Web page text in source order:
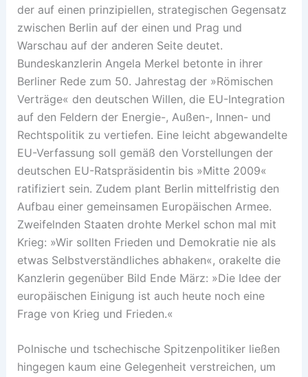
der auf einen prinzipiellen, strategischen Gegensatz
zwischen Berlin auf der einen und Prag und
Warschau auf der anderen Seite deutet.
Bundeskanzlerin Angela Merkel betonte in ihrer
Berliner Rede zum 50. Jahrestag der »Römischen
Verträge« den deutschen Willen, die EU-Integration
auf den Feldern der Energie-, Außen-, Innen- und
Rechtspolitik zu vertiefen. Eine leicht abgewandelte
EU-Verfassung soll gemäß den Vorstellungen der
deutschen EU-Ratspräsidentin bis »Mitte 2009«
ratifiziert sein. Zudem plant Berlin mittelfristig den
Aufbau einer gemeinsamen Europäischen Armee.
Zweifelnden Staaten drohte Merkel schon mal mit
Krieg: »Wir sollten Frieden und Demokratie nie als
etwas Selbstverständliches abhaken«, orakelte die
Kanzlerin gegenüber Bild Ende März: »Die Idee der
europäischen Einigung ist auch heute noch eine
Frage von Krieg und Frieden.«
Polnische und tschechische Spitzenpolitiker ließen
hingegen kaum eine Gelegenheit verstreichen, um